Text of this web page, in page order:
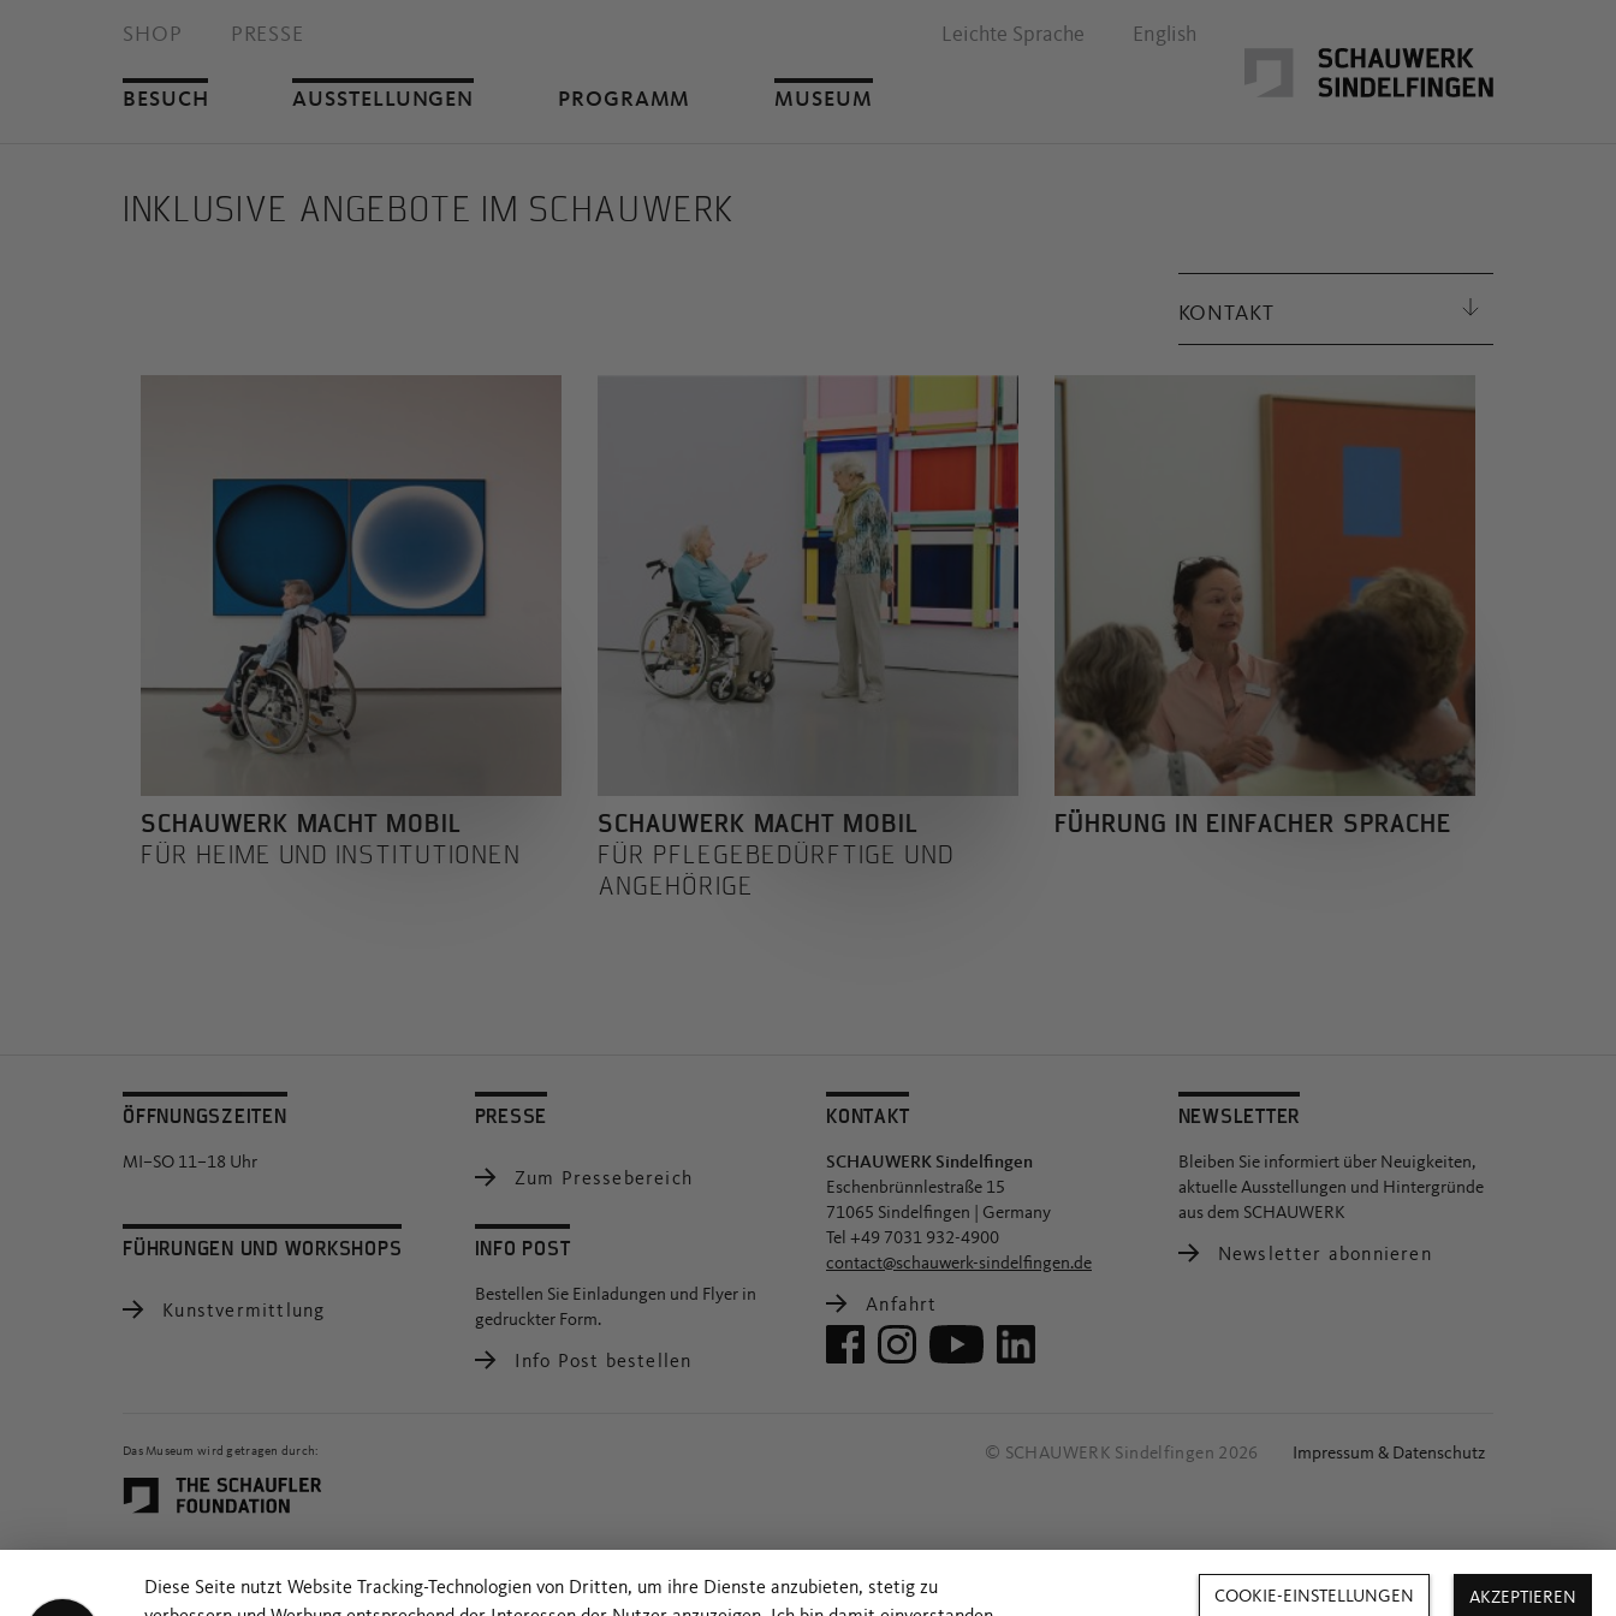
BESUCH AUSSTELLUNGEN PROGRAMM MUSEUM
SHOP PRESSE Leichte Sprache English
INKLUSIVE ANGEBOTE IM SCHAUWERK
KONTAKT
SCHAUWERK MACHT MOBIL
FÜR HEIME UND INSTITUTIONEN
SCHAUWERK MACHT MOBIL
FÜR PFLEGEBEDÜRFTIGE UND
ANGEHÖRIGE
FÜHRUNG IN EINFACHER SPRACHE
ÖFFNUNGSZEITEN
MI–SO 11–18 Uhr
FÜHRUNGEN UND WORKSHOPS
Kunstvermittlung
PRESSE
Zum Pressebereich
INFO POST
Bestellen Sie Einladungen und Flyer in
gedruckter Form.
Info Post bestellen
KONTAKT
SCHAUWERK Sindelfingen
Eschenbrünnlestraße 15
71065 Sindelfingen | Germany
Tel +49 7031 932-4900
contact@schauwerk-sindelfingen.de
Anfahrt
NEWSLETTER
Bleiben Sie informiert über Neuigkeiten,
aktuelle Ausstellungen und Hintergründe
aus dem SCHAUWERK
Newsletter abonnieren
Das Museum wird getragen durch: © SCHAUWERK Sindelfingen 2026 Impressum & Datenschutz
Diese Seite nutzt Website Tracking-Technologien von Dritten, um ihre Dienste anzubieten, stetig zu
AKZEPTIEREN
COOKIE-EINSTELLUNGEN